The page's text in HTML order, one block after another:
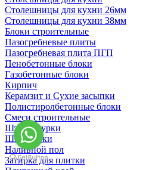
Столешницы для кухни 26мм
Столешницы для кухни 38мм
Блоки строительные
Пазогребневые плиты
Пазогребневая плита ПГП
Пенобетонные блоки
Газобетонные блоки
Кирпич
Керамзит и Сухие засыпки
Полистиролбетонные блоки
Смеси строительные
Штукартурки
Шпаклевки
Наливной пол
Затирка для плитки